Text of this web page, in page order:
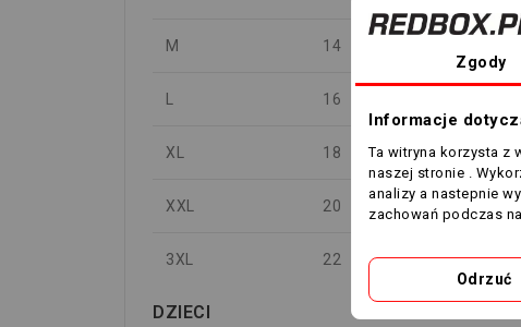
M 14
16
XL 18 178-183
XXL 20 184-189
3XL 22 190-195
DZIECI
Zgody
Informacje
Ta witryna korzysta z
naszej stronie .
analizy a nastepnie
zachowań podczas
Odrzuć